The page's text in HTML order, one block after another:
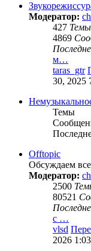
Модератор:
427 Темы
4869
м…
taras_gtr
30, 2025
Темы
Offtopic
Обсуждаем
Модератор:
2500
80521
с …
vlsd
2026